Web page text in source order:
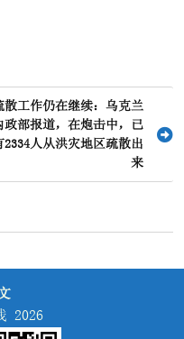
散工作仍在继续：乌克兰
政部报道，在炮击中，已
2334人从洪灾地区疏散出
来
2026